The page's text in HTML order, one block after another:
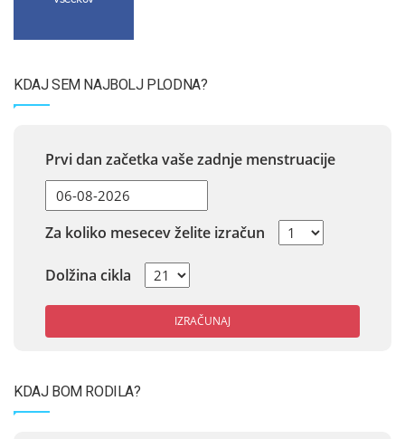
KDAJ SEM NAJBOLJ PLODNA?
Prvi dan začetka vaše zadnje menstruacije
Za koliko mesecev želite izračun
Dolžina cikla
IZRAČUNAJ
KDAJ BOM RODILA?